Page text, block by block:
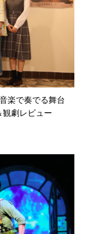
楽で奏でる舞台
観劇レビュー